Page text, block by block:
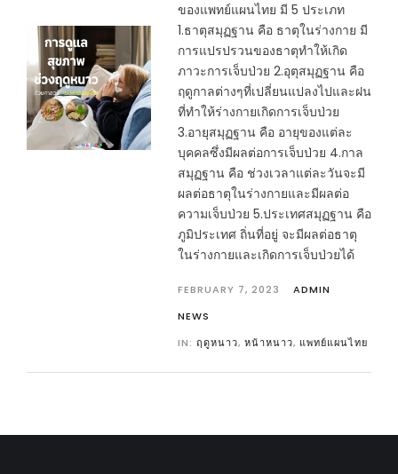
ของแพทย์แผนไทย มี 5 ประเภท
1.ธาตุสมุฏฐาน คือ ธาตุในร่างกาย มี
การแปรปรวนของธาตุทำให้เกิด
ภาวะการเจ็บป่วย 2.อุตุสมุฏฐาน คือ
ฤดูกาลต่างๆที่เปลี่ยนแปลงไปและฝน
ที่ทำให้ร่างกายเกิดการเจ็บป่วย
3.อายุสมุฏฐาน คือ อายุของแต่ละ
บุคคลซึ่งมีผลต่อการเจ็บป่วย 4.กาล
สมุฏฐาน คือ ช่วงเวลาแต่ละวันจะมี
ผลต่อธาตุในร่างกายและมีผลต่อ
ความเจ็บป่วย 5.ประเทศสมุฏฐาน คือ
ภูมิประเทศ ถิ่นที่อยู่ จะมีผลต่อธาตุ
ในร่างกายและเกิดการเจ็บป่วยได้
FEBRUARY 7, 2023
ADMIN
NEWS
IN: ฤดูหนาว, หน้าหนาว, แพทย์แผนไทย